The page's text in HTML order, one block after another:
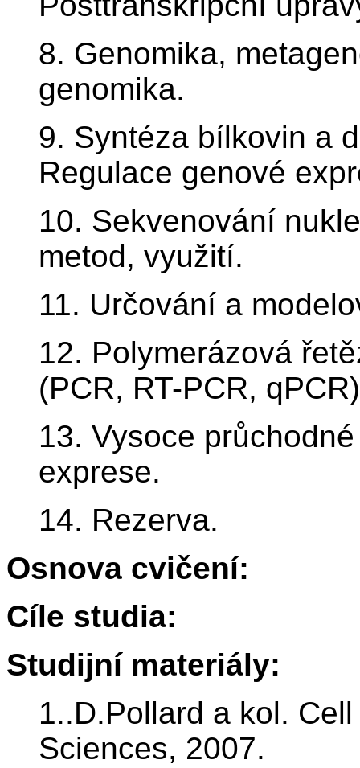
8. Genomika,
genomika.
9. Syntéza bílkovin a
Regulace genové
10. Sekvenování
metod, využití.
11. Určování a
12. Polymerázová
(PCR, RT-PCR,
13. Vysoce
exprese.
14. Rezerva.
Osnova cvičení:
Cíle studia:
Studijní materiály:
1..D.Pollard a kol.
Sciences, 2007.